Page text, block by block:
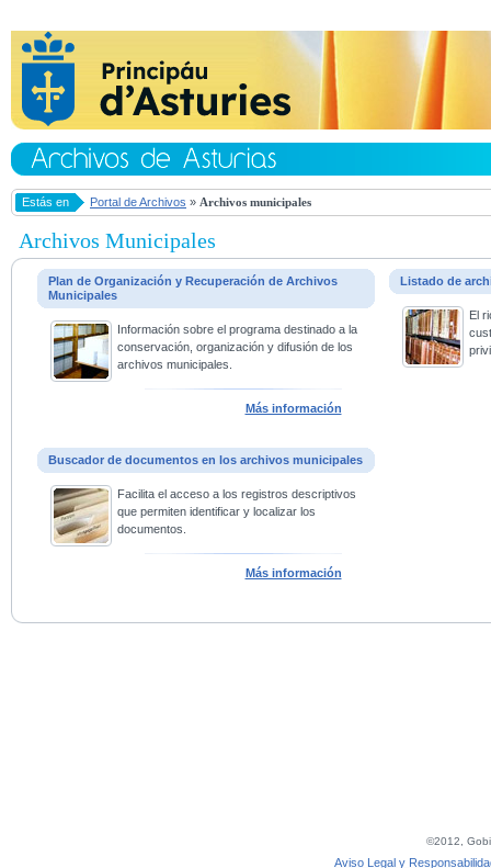
Estás en Portal de Archivos » Archivos municipales
Archivos Municipales
Plan de Organización y Recuperación de Archivos
Municipales
Información sobre el programa destinado a la
conservación, organización y difusión de los
archivos municipales.
Más información
Listado de
El
Buscador de documentos en los archivos municipales
Facilita el acceso a los registros descriptivos
que permiten identificar y localizar los
documentos.
Más información
©2012,
Aviso Legal y